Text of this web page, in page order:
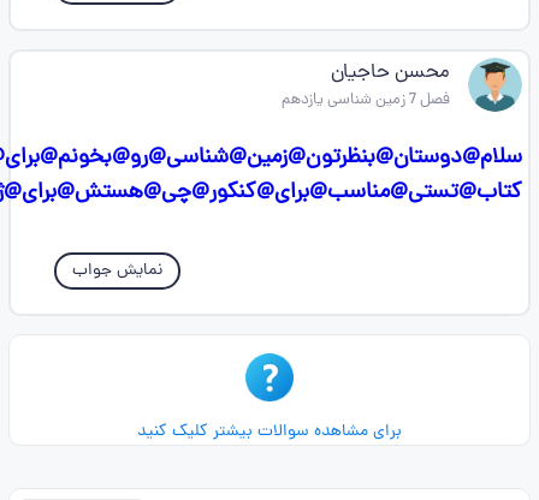
محسن حاجیان
فصل 7 زمین شناسی یازدهم
نمایش جواب
برای مشاهده سوالات بیشتر کلیک کنید